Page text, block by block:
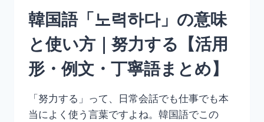
ャ
ン
セ
ル
す
る
用
形・
韓国語「노력하다」の意味
と使い方｜努力する【活用
形・例文・丁寧語まとめ】
「努力する」って、日常会話でも仕事でも本
当によく使う言葉ですよね。韓国語でこの